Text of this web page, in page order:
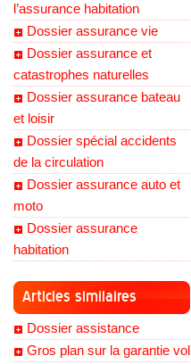
l’assurance habitation
Dossier assurance vie
Dossier assurance et
catastrophes naturelles
Dossier assurance bateau
et loisir
Dossier spécial accidents
de la circulation
Dossier assurance auto et
moto
Dossier assurance
habitation
Articles similaires
Dossier assistance
Gros plan sur la garantie vol